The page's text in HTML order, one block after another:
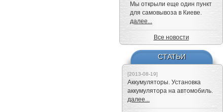
Мы открыли еще один пункт
для самовывоза в Киеве.
далее...
Все новости
СТАТЬИ
[2013-08-19]
Аккумуляторы. Установка
аккумулятора на автомобиль.
далее...